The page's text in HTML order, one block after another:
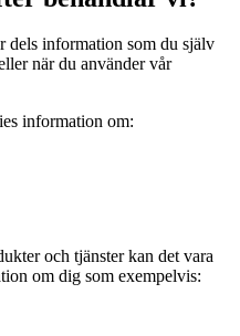
dels information som du själv
när du använder vår
information om:
och tjänster kan det vara
om dig som exempelvis: